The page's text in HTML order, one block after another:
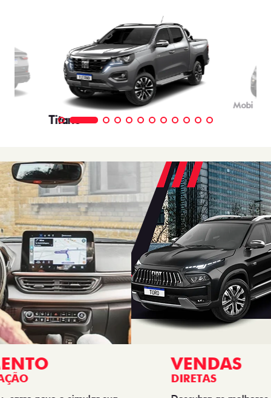
Titano
Mobi
VENDAS
DIRETAS